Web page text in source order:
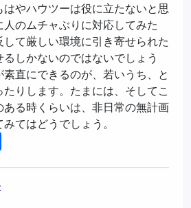
やハウツーは役に立たないと思
のムチャぶりに対応してみた
して厳しい環境に引き寄せられた
しかないのではないでしょう
直にできるのが、若いうち、と
りします。たまには、そしてこ
ある時くらいは、非日常の無計画
てはどうでしょう。